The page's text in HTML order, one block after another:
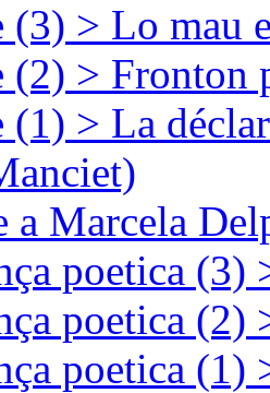
(3) > Lo mau
(2) > Fronton
(1) > La
a Marcela
poetica (3)
poetica (2)
poetica (1)